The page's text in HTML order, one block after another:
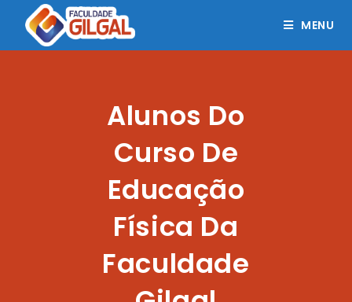
MENU
Alunos Do
Curso De
Educação
Física Da
Faculdade